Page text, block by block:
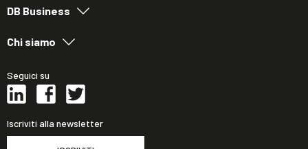
DB Business
Chi siamo
Seguici su
Iscriviti alla newsletter